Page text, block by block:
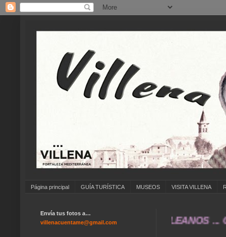
Página principal GUÍA TURÍSTICA MUSEOS VISITA VILLENA
DE ... COLEGIOS ... CUMPLEAÑOS ...
Envía tus fotos a…
villenacuentame@gmail.com